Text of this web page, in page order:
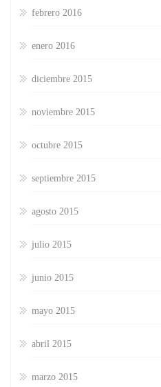
febrero 2016
enero 2016
diciembre 2015
noviembre 2015
octubre 2015
septiembre 2015
agosto 2015
julio 2015
junio 2015
mayo 2015
abril 2015
marzo 2015